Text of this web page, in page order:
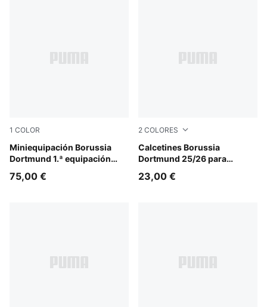
1 COLOR
Miniequipación Borussia
Dortmund 1.ª equipación
Faster Yellow-PUMA Black
75,00 €
2 COLORES
Calcetines Borussia
Dortmund 25/26 para
Alabaster-PUMA Black
23,00 €